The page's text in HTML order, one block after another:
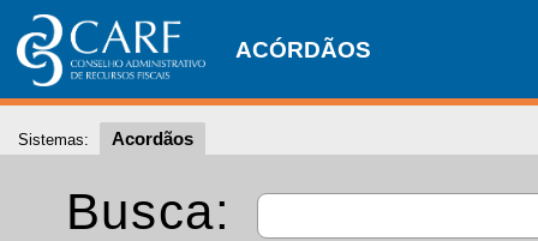
ACÓRDÃOS
Sistemas: Acordãos
Busca: